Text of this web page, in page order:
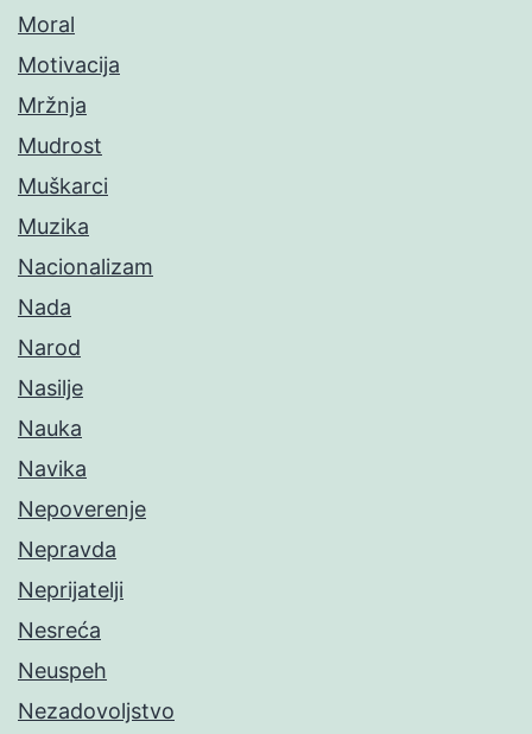
Moral
Motivacija
Mržnja
Mudrost
Muškarci
Muzika
Nacionalizam
Nada
Narod
Nasilje
Nauka
Navika
Nepoverenje
Nepravda
Neprijatelji
Nesreća
Neuspeh
Nezadovoljstvo